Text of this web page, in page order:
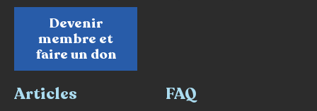
Devenir
membre et
faire un don
Articles
FAQ